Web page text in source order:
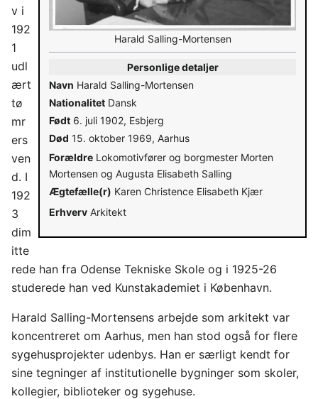
Harald Salling-Mortensen
Personlige detaljer
Navn Harald Salling-Mortensen
Nationalitet Dansk
Født 6. juli 1902, Esbjerg
Død 15. oktober 1969, Aarhus
Forældre Lokomotivfører og borgmester Morten
Mortensen og Augusta Elisabeth Salling
Ægtefælle(r) Karen Christence Elisabeth Kjær
Erhverv Arkitekt
v i
192
1
udl
ært
tø
mr
ers
ven
d. I
192
3
dim
itte
rede han fra Odense Tekniske Skole og i 1925-26
studerede han ved Kunstakademiet i København.
Harald Salling-Mortensens arbejde som arkitekt var
koncentreret om Aarhus, men han stod også for flere
sygehusprojekter udenbys. Han er særligt kendt for
sine tegninger af institutionelle bygninger som skoler,
kollegier, biblioteker og sygehuse.